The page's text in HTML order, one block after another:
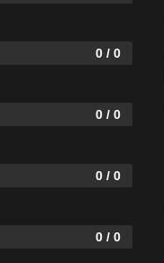
0 / 0
0 / 0
0 / 0
0 / 0